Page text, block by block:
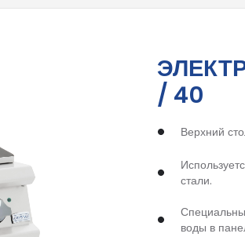
/ 40
Верхний
стали.
воды в